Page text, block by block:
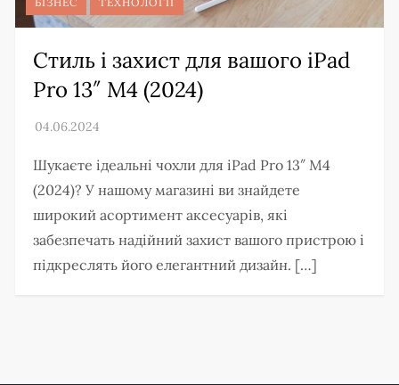
Стиль і захист для вашого iPad
Pro 13″ M4 (2024)
Шукаєте ідеальні чохли для iPad Pro 13″ M4
(2024)? У нашому магазині ви знайдете
широкий асортимент аксесуарів, які
забезпечать надійний захист вашого пристрою і
підкреслять його елегантний дизайн. […]